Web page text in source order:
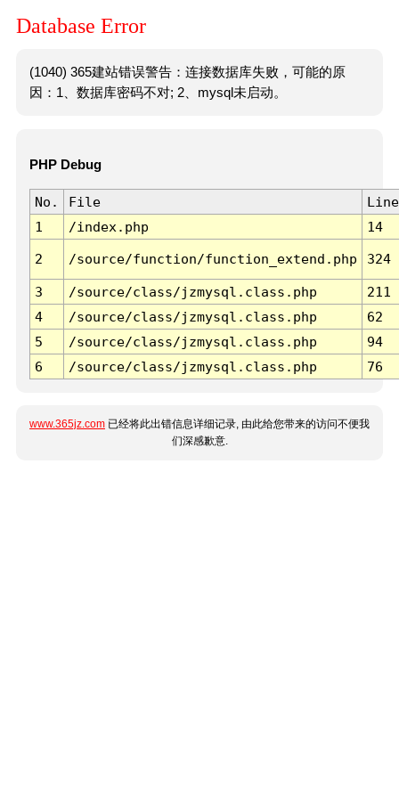
Database Error
(1040) 365建站错误警告：连接数据库失败，可能的原
因：1、数据库密码不对; 2、mysql未启动。
PHP Debug
No. File
Line
1
/index.php 14
2 /source/function/function_extend.php 324
3 /source/class/jzmysql.class.php
211
4
/source/class/jzmysql.class.php
62
5
/source/class/jzmysql.class.php
94
6
/source/class/jzmysql.class.php 76
www.365jz.com 已经将此出错信息详细记录, 由此给您带来的访问不便我
们深感歉意.